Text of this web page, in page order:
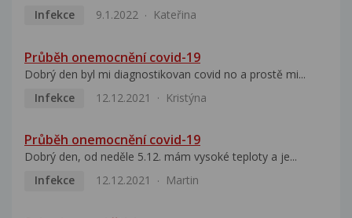
Infekce
9.1.2022 Kateřina
Průběh onemocnění covid-19
Dobrý den byl mi diagnostikovan covid no a prostě mi...
Infekce
12.12.2021 Kristýna
Průběh onemocnění covid-19
Dobrý den, od neděle 5.12. mám vysoké teploty a je...
Infekce
12.12.2021 Martin